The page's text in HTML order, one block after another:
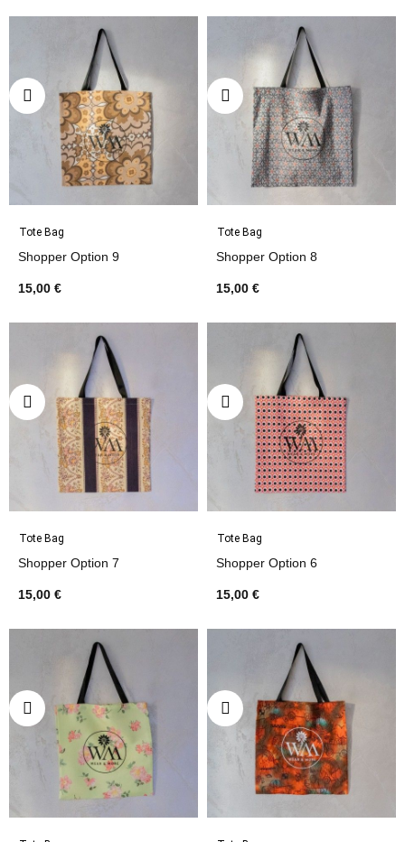
Tote Bag
Shopper Option 9
15,00 €
Tote Bag
Shopper Option 8
15,00 €
Tote Bag
Shopper Option 7
15,00 €
Tote Bag
Shopper Option 6
15,00 €